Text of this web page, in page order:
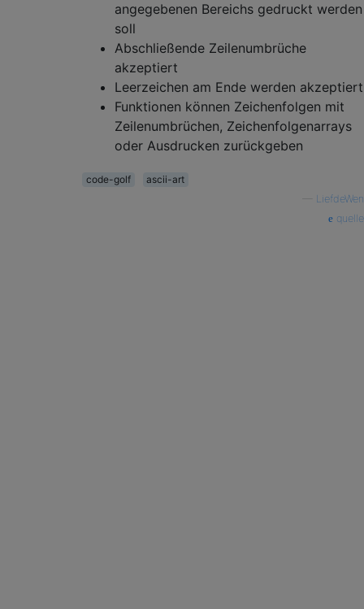
angegebenen Bereichs gedruckt werden
soll
Abschließende Zeilenumbrüche
akzeptiert
Leerzeichen am Ende werden akzeptiert
Funktionen können Zeichenfolgen mit
Zeilenumbrüchen, Zeichenfolgenarrays
oder Ausdrucken zurückgeben
code-golf
ascii-art
LiefdeWen
quelle